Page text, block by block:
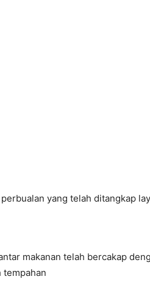
yang telah ditangkap
makanan telah bercakap
tempahan